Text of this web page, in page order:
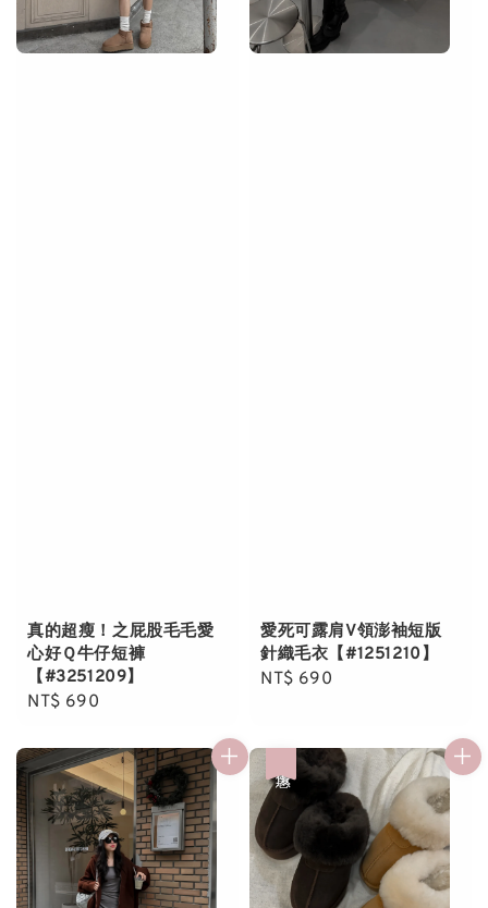
真的超瘦！之屁股毛毛愛
心好Ｑ牛仔短褲
【#3251209】
Regular
NT$ 690
愛死可露肩V領澎袖短版
針織毛衣【#1251210】
Regular
NT$ 690